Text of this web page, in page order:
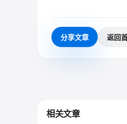
分享文章 返回
相关文章